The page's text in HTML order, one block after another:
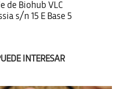
de Biohub VLC
s/n 15 E Base 5
INTERESAR